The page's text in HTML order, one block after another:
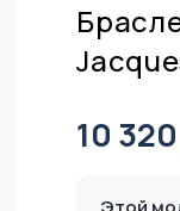
10